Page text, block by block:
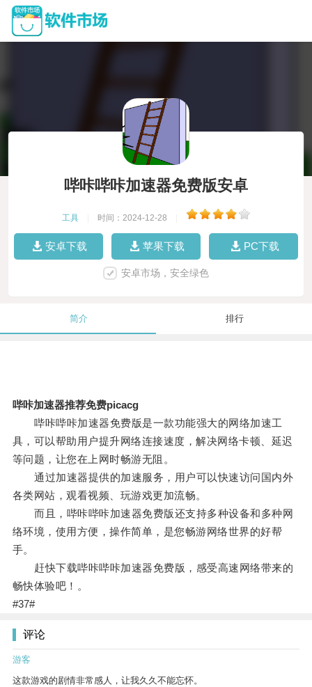
哔咔哔咔加速器免费版安卓
工具 时间：2024-12-28
安卓下载 苹果下载 PC下载
安卓市场，安全绿色
简介 排行
哔咔加速器推荐免费picacg
哔咔哔咔加速器免费版是一款功能强大的网络加速工
具，可以帮助用户提升网络连接速度，解决网络卡顿、延迟
等问题，让您在上网时畅游无阻。
通过加速器提供的加速服务，用户可以快速访问国内外
各类网站，观看视频、玩游戏更加流畅。
而且，哔咔哔咔加速器免费版还支持多种设备和多种网
络环境，使用方便，操作简单，是您畅游网络世界的好帮
手。
赶快下载哔咔哔咔加速器免费版，感受高速网络带来的
畅快体验吧！。
#37#
评论
游客
这款游戏的剧情非常感人，让我久久不能忘怀。